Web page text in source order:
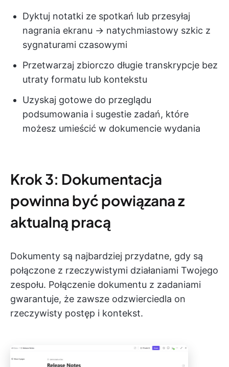
Dyktuj notatki ze spotkań lub przesyłaj
nagrania ekranu → natychmiastowy szkic z
sygnaturami czasowymi
Przetwarzaj zbiorczo długie transkrypcje bez
utraty formatu lub kontekstu
Uzyskaj gotowe do przeglądu
podsumowania i sugestie zadań, które
możesz umieścić w dokumencie wydania
Krok 3: Dokumentacja
powinna być powiązana z
aktualną pracą
Dokumenty są najbardziej przydatne, gdy są
połączone z rzeczywistymi działaniami Twojego
zespołu. Połączenie dokumentu z zadaniami
gwarantuje, że zawsze odzwierciedla on
rzeczywisty postęp i kontekst.